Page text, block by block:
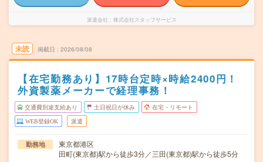
派遣会社 株式会社スタッフサービス
未読 掲載日 2026/08/08
【在宅勤務あり】17時台定時×時給2400円！
外資製薬メーカーで経理事務！
交通費別途支給あり 土日祝日が休み 在宅・リモート
WEB登録OK 派遣
勤務地
東京都港区
田町(東京都)駅から徒歩3分／三田(東京都)駅から徒歩5分